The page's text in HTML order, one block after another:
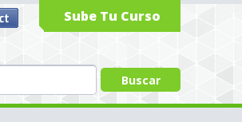
Sube Tu Curso